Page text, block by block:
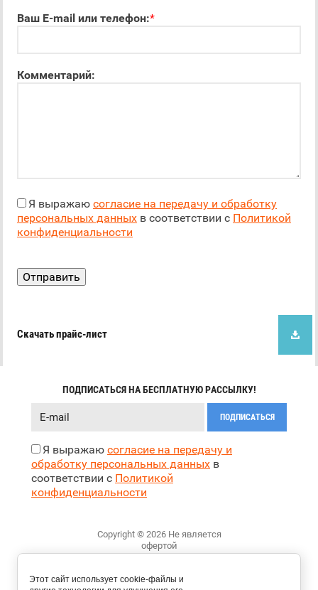
Скачать прайс-лист
Ваш E-mail или телефон:*
Комментарий:
Я выражаю согласие на передачу и обработку
персональных данных в соответствии с Политикой
конфиденциальности
ПОДПИСАТЬСЯ НА БЕСПЛАТНУЮ РАССЫЛКУ!
Я выражаю согласие на передачу и
обработку персональных данных в
соответствии с Политикой
конфиденциальности
ПОДПИСАТЬСЯ
Copyright © 2026 Не является
офертой
Политика конфиденциальности
Этот сайт использует cookie-файлы и